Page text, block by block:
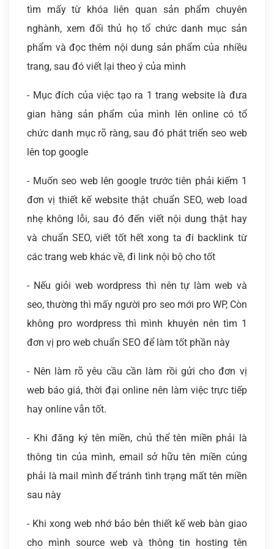
tìm mấy từ khóa liên quan sản phẩm chuyên
nghành, xem đối thủ họ tổ chức danh mục sản
phẩm và đọc thêm nội dung sản phẩm của nhiều
trang, sau đó viết lại theo ý của mình
- Mục đích của việc tạo ra 1 trang website là đưa
gian hàng sản phẩm của mình lên online có tổ
chức danh mục rõ ràng, sau đó phát triển seo web
lên top google
- Muốn seo web lên google trước tiên phải kiếm 1
đơn vị thiết kế website thật chuẩn SEO, web load
nhẹ không lỗi, sau đó đến viết nội dung thật hay
và chuẩn SEO, viết tốt hết xong ta đi backlink từ
các trang web khác về, đi link nội bộ cho tốt
- Nếu giỏi web wordpress thì nên tự làm web và
seo, thường thì mấy người pro seo mới pro WP, Còn
không pro wordpress thì mình khuyên nên tìm 1
đơn vị pro web chuẩn SEO để làm tốt phần này
- Nên làm rõ yêu cầu cần làm rồi gửi cho đơn vị
web báo giá, thời đại online nên làm việc trực tiếp
hay online vẫn tốt.
- Khi đăng ký tên miền, chủ thể tên miền phải là
thông tin của mình, email sở hữu tên miền củng
phải là mail mình để tránh tình trạng mất tên miền
sau này
- Khi xong web nhớ bảo bên thiết kế web bàn giao
cho mình source web và thông tin hosting tên